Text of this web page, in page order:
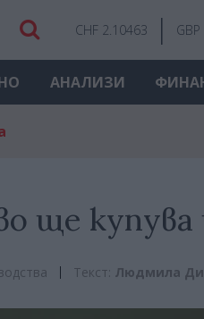
CHF 2.10463
АНАЛИЗИ
ще
Текст: Людмила